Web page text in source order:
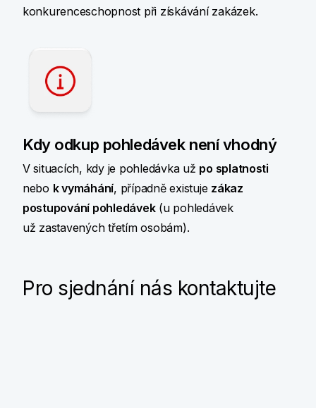
konkurenceschopnost při získávání zakázek.
Kdy odkup pohledávek není vhodný
V situacích, kdy je pohledávka už po splatnosti
nebo k vymáhání, případně existuje zákaz
postupování pohledávek(u pohledávek
už zastavených třetím osobám).
Pro sjednání nás kontaktujte